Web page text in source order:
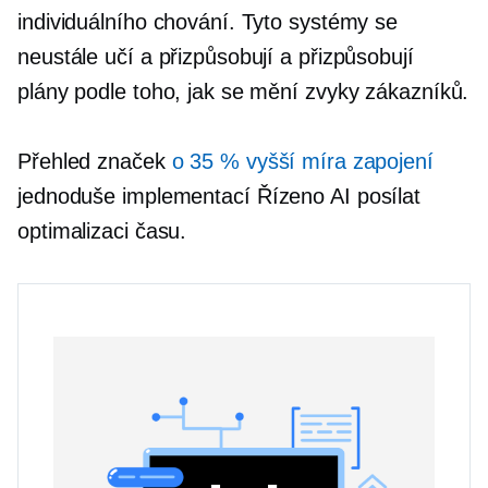
individuálního chování. Tyto systémy se
neustále učí a přizpůsobují a přizpůsobují
plány podle toho, jak se mění zvyky zákazníků.
Přehled značek o 35 % vyšší míra zapojení
jednoduše implementací Řízeno AI posílat
optimalizaci času.